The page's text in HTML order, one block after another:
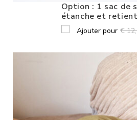
Option : 1 sac de
étanche et
Ajouter pour €